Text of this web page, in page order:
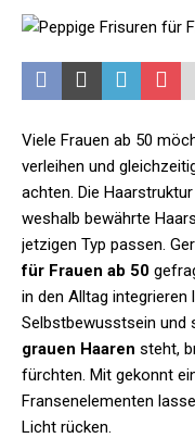
Viele Frauen ab 50
verleihen und
achten. Die
weshalb bewährte
jetzigen Typ passen.
für Frauen ab 50
in den Alltag
Selbstbewusstsein und
grauen Haaren steht,
fürchten. Mit gekonnt
Fransenelementen
Licht rücken.